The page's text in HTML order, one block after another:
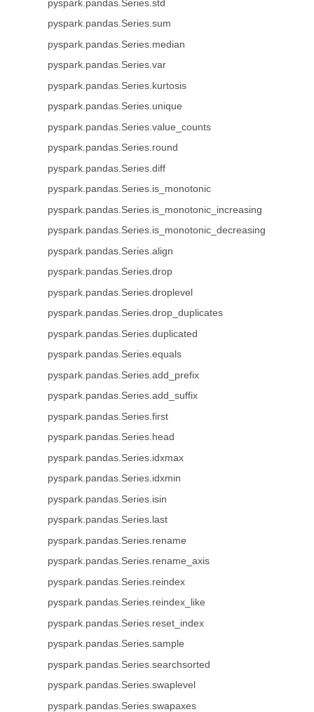
pyspark.pandas.Series.std
pyspark.pandas.Series.sum
pyspark.pandas.Series.median
pyspark.pandas.Series.var
pyspark.pandas.Series.kurtosis
pyspark.pandas.Series.unique
pyspark.pandas.Series.value_counts
pyspark.pandas.Series.round
pyspark.pandas.Series.diff
pyspark.pandas.Series.is_monotonic
pyspark.pandas.Series.is_monotonic_increasing
pyspark.pandas.Series.is_monotonic_decreasing
pyspark.pandas.Series.align
pyspark.pandas.Series.drop
pyspark.pandas.Series.droplevel
pyspark.pandas.Series.drop_duplicates
pyspark.pandas.Series.duplicated
pyspark.pandas.Series.equals
pyspark.pandas.Series.add_prefix
pyspark.pandas.Series.add_suffix
pyspark.pandas.Series.first
pyspark.pandas.Series.head
pyspark.pandas.Series.idxmax
pyspark.pandas.Series.idxmin
pyspark.pandas.Series.isin
pyspark.pandas.Series.last
pyspark.pandas.Series.rename
pyspark.pandas.Series.rename_axis
pyspark.pandas.Series.reindex
pyspark.pandas.Series.reindex_like
pyspark.pandas.Series.reset_index
pyspark.pandas.Series.sample
pyspark.pandas.Series.searchsorted
pyspark.pandas.Series.swaplevel
pyspark.pandas.Series.swapaxes